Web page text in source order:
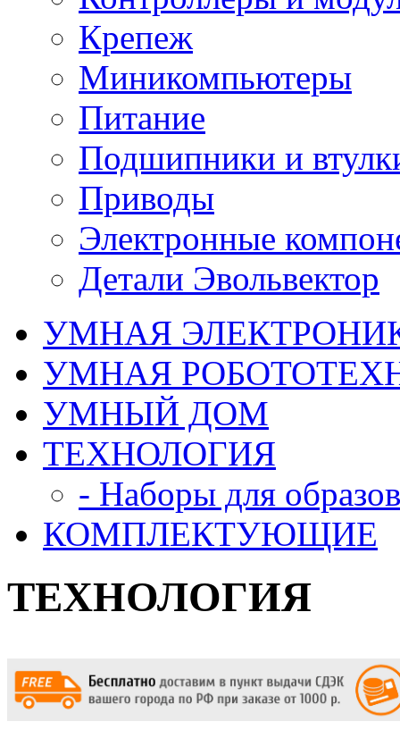
Крепеж
Миникомпьютеры
Питание
Подшипники и
Приводы
Электронные
Детали Эвольвектор
УМНАЯ
УМНАЯ
УМНЫЙ ДОМ
ТЕХНОЛОГИЯ
- Наборы для
КОМПЛЕКТУЮЩИЕ
ТЕХНОЛОГИЯ